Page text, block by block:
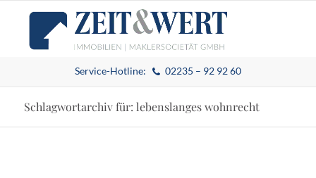
Service-Hotline: 02235 – 92 92 60
Schlagwortarchiv für: lebenslanges wohnrecht